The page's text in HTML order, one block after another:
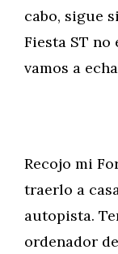
cabo, sigue
Fiesta ST no
vamos a
Recojo mi
traerlo a
autopista.
ordenador